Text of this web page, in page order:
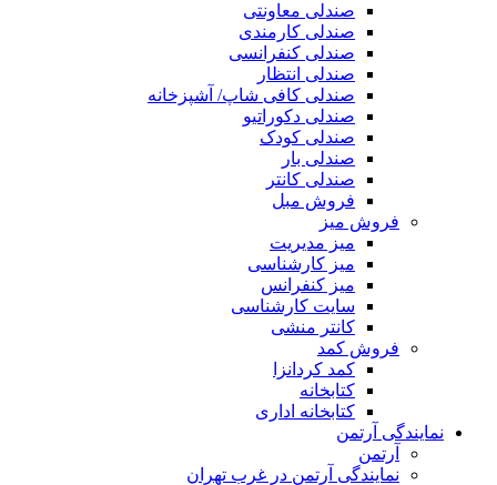
صندلی معاونتی
صندلی کارمندی
صندلی کنفرانسی
صندلی انتظار
صندلی کافی شاپ/ آشپزخانه
صندلی دکوراتیو
صندلی کودک
صندلی بار
صندلی کانتر
فروش مبل
فروش میز
میز مدیریت
میز کارشناسی
میز کنفرانس
سایت کارشناسی
کانتر منشی
فروش کمد
کمد کردانزا
کتابخانه
کتابخانه اداری
نمایندگی آرتمن
آرتمن
نمایندگی آرتمن در غرب تهران